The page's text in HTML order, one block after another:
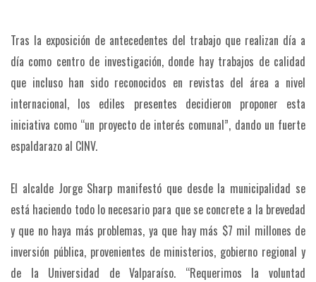
Tras la exposición de antecedentes del trabajo que realizan día a
día como centro de investigación, donde hay trabajos de calidad
que incluso han sido reconocidos en revistas del área a nivel
internacional, los ediles presentes decidieron proponer esta
iniciativa como “un proyecto de interés comunal”, dando un fuerte
espaldarazo al CINV.
El alcalde Jorge Sharp manifestó que desde la municipalidad se
está haciendo todo lo necesario para que se concrete a la brevedad
y que no haya más problemas, ya que hay más $7 mil millones de
inversión pública, provenientes de ministerios, gobierno regional y
de la Universidad de Valparaíso. “Requerimos la voluntad